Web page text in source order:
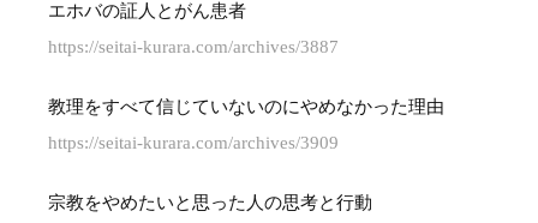
エホバの証人とがん患者
https://seitai-kurara.com/archives/3887
教理をすべて信じていないのにやめなかった理由
https://seitai-kurara.com/archives/3909
宗教をやめたいと思った人の思考と行動